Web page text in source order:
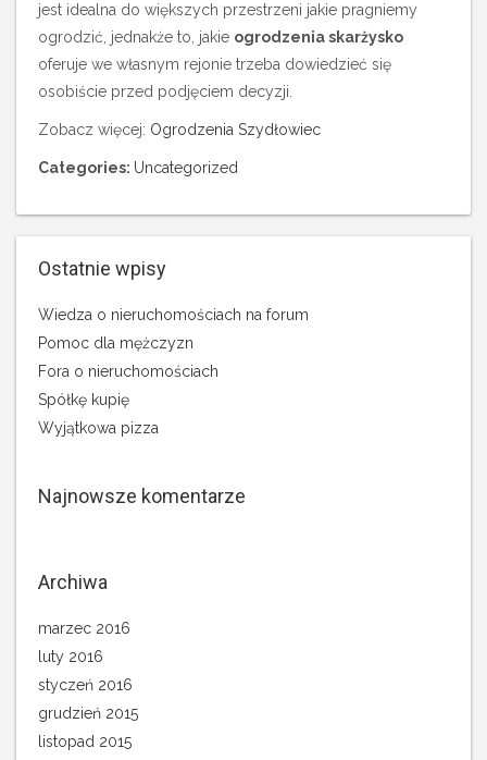
jest idealna do większych przestrzeni jakie pragniemy
ogrodzić, jednakże to, jakie ogrodzenia skarżysko
oferuje we własnym rejonie trzeba dowiedzieć się
osobiście przed podjęciem decyzji.
Zobacz więcej: Ogrodzenia Szydłowiec
Categories: Uncategorized
Ostatnie wpisy
Wiedza o nieruchomościach na forum
Pomoc dla mężczyzn
Fora o nieruchomościach
Spółkę kupię
Wyjątkowa pizza
Najnowsze komentarze
Archiwa
marzec 2016
luty 2016
styczeń 2016
grudzień 2015
listopad 2015